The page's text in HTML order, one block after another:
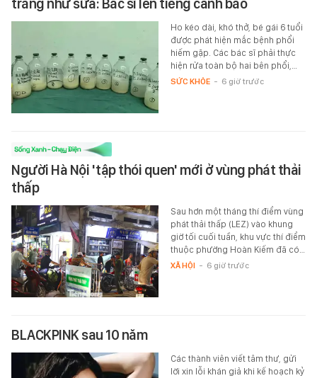
trắng như sữa: Bác sĩ lên tiếng cảnh báo
Ho kéo dài, khó thở, bé gái 6 tuổi
được phát hiện mắc bệnh phổi
hiếm gặp. Các bác sĩ phải thực
hiện rửa toàn bộ hai bên phổi,…
SỨC KHỎE - 6 giờ trước
Người Hà Nội 'tập thói quen' mới ở vùng phát thải
thấp
Sau hơn một tháng thí điểm vùng
phát thải thấp (LEZ) vào khung
giờ tối cuối tuần, khu vực thí điểm
thuộc phường Hoàn Kiếm đã có…
XÃ HỘI - 6 giờ trước
BLACKPINK sau 10 năm
Các thành viên viết tâm thư, gửi
lời xin lỗi khán giả khi kế hoạch kỷ